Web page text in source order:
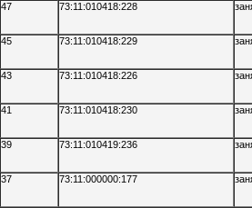
47 73:11:010418:228
45 73:11:010418:229
43 73:11:010418:226
41 73:11:010418:230
39 73:11:010419:236
37 73:11:000000:177